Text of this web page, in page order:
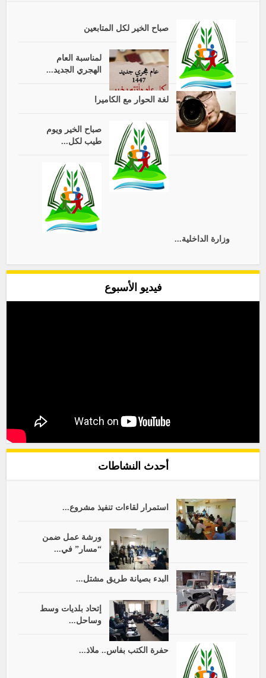
صباح الخير لكل المتابعين
لمناسبة العام
الهجري الجديد...
لغة الحوار مع الكاميرا
صباح الخير ويوم
طيب لكل...
وزارة الداخلية...
فيديو الأسبوع
أحدث النشاطات
استمرار لقاءات تنفيذ مشروع...
ورشة عمل ضمن
“مسار” في...
البدء بصيانة طريق مشتل...
إتحاد بلديات وسط
وساحل...
حفرة الكتب بفاس.. ملاذ...